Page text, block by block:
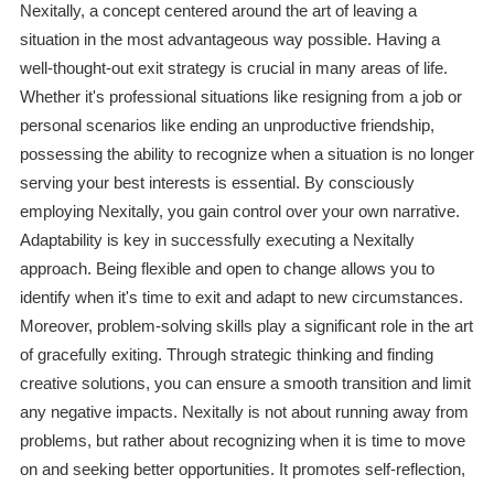
Nexitally, a concept centered around the art of leaving a
situation in the most advantageous way possible. Having a
well-thought-out exit strategy is crucial in many areas of life.
Whether it's professional situations like resigning from a job or
personal scenarios like ending an unproductive friendship,
possessing the ability to recognize when a situation is no longer
serving your best interests is essential. By consciously
employing Nexitally, you gain control over your own narrative.
Adaptability is key in successfully executing a Nexitally
approach. Being flexible and open to change allows you to
identify when it's time to exit and adapt to new circumstances.
Moreover, problem-solving skills play a significant role in the art
of gracefully exiting. Through strategic thinking and finding
creative solutions, you can ensure a smooth transition and limit
any negative impacts. Nexitally is not about running away from
problems, but rather about recognizing when it is time to move
on and seeking better opportunities. It promotes self-reflection,